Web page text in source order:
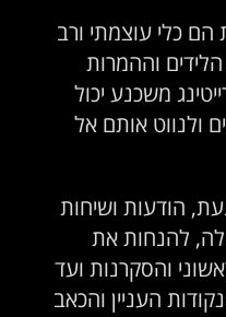
הם כלי עוצמתי ורב
וההמרות
משכנע יכול
ולנווט אותם אל
הודעות ושיחות
להנחות את
והסקרנות ועד
העניין והכאב